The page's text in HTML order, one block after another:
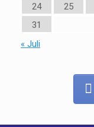
24
25
31
« Juli